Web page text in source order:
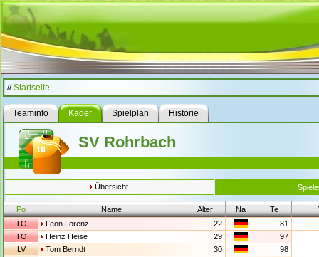
//Startseite
Teaminfo Kader Spielplan Historie
SV Rohrbach
Übersicht
Po Name Alter Na Te
TO
Leon Lorenz 22
81
TO
Heinz Heise 29
97
LV
Tom Berndt 30
98